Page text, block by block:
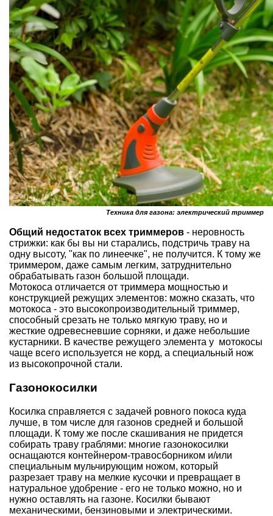
Техника для газона: электрический триммер
Общий недостаток всех триммеров - неровность
стрижки: как бы вы ни старались, подстричь траву на
одну высоту, "как по линеечке", не получится. К тому же
триммером, даже самым легким, затруднительно
обрабатывать газон большой площади.
Мотокоса отличается от триммера мощностью и
конструкцией режущих элементов: можно сказать, что
мотокоса - это высокопроизводительный триммер,
способный срезать не только мягкую траву, но и
жесткие одревесневшие сорняки, и даже небольшие
кустарники. В качестве режущего элемента у мотокосы
чаще всего используется не корд, а специальный нож
из высокопрочной стали.
Газонокосилки
Косилка справляется с задачей ровного покоса куда
лучше, в том числе для газонов средней и большой
площади. К тому же после скашивания не придется
собирать траву граблями: многие газонокосилки
оснащаются контейнером-травосборником и/или
специальным мульчирующим ножом, который
разрезает траву на мелкие кусочки и превращает в
натуральное удобрение - его не только можно, но и
нужно оставлять на газоне. Косилки бывают
механическими, бензиновыми и электрическими.